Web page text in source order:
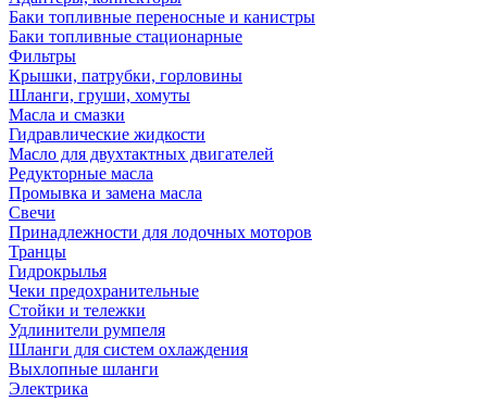
Баки топливные переносные и канистры
Баки топливные стационарные
Фильтры
Крышки, патрубки, горловины
Шланги, груши, хомуты
Масла и смазки
Гидравлические жидкости
Масло для двухтактных двигателей
Редукторные масла
Промывка и замена масла
Свечи
Принадлежности для лодочных моторов
Транцы
Гидрокрылья
Чеки предохранительные
Стойки и тележки
Удлинители румпеля
Шланги для систем охлаждения
Выхлопные шланги
Электрика